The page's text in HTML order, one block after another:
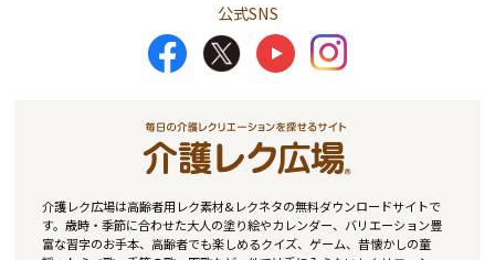
公式SNS
介護レク広場は高齢者用レク素材&レクネタの無料ダウンロードサイトで
す。歳時・季節に合わせた大人の塗り絵やカレンダー、バリエーション豊
富な習字のお手本、高齢者でも楽しめるクイズ、ゲーム、昔懐かしの童